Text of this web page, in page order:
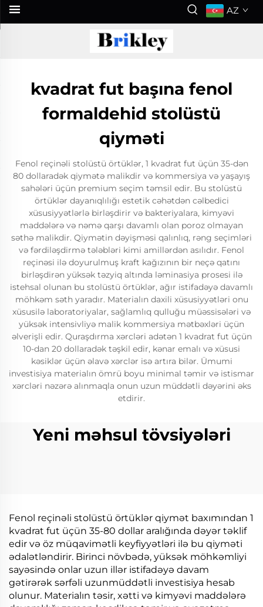
AZ
kvadrat fut başına fenol
formaldehid stolüstü
qiyməti
Fenol reçinəli stolüstü örtüklər, 1 kvadrat fut üçün 35-dən
80 dollaradək qiymətə malikdir və kommersiya və yaşayış
sahələri üçün premium seçim təmsil edir. Bu stolüstü
örtüklər dayanıqlılığı estetik cəhətdən cəlbedici
xüsusiyyətlərlə birləşdirir və bakteriyalara, kimyəvi
maddələrə və nəmə qarşı davamlı olan poroz olmayan
səthə malikdir. Qiymətin dəyişməsi qalınlıq, rəng seçimləri
və fərdiləşdirmə tələbləri kimi amillərdən asılıdır. Fenol
reçinəsi ilə doyurulmuş kraft kağızının bir neçə qatını
birləşdirən yüksək təzyiq altında ləminasiya prosesi ilə
istehsal olunan bu stolüstü örtüklər, ağır istifadəyə davamlı
möhkəm səth yaradır. Materialın daxili xüsusiyyətləri onu
xüsusilə laboratoriyalar, sağlamlıq qulluğu müəssisələri və
yüksək intensivliyə malik kommersiya mətbəxləri üçün
əlverişli edir. Quraşdırma xərcləri adətən 1 kvadrat fut üçün
10-dan 20 dollaradək təşkil edir, kənar emalı və xüsusi
kəsiklər üçün əlavə xərclər isə artıra bilər. Ümumi
investisiya materialın ömrü boyu minimal təmir və istismar
xərcləri nəzərə alınmaqla onun uzun müddətli dəyərini əks
etdirir.
Yeni məhsul tövsiyələri
Fenol reçinəli stolüstü örtüklər qiymət baxımından 1
kvadrat fut üçün 35-80 dollar aralığında dəyər təklif
edir və öz müqavimətli keyfiyyətləri ilə bu qiyməti
ədalətləndirir. Birinci növbədə, yüksək möhkəmliyi
sayəsində onlar uzun illər istifadəyə davam
gətirərək sərfəli uzunmüddətli investisiya hesab
olunur. Materialın təsir, xətti və kimyəvi maddələrə